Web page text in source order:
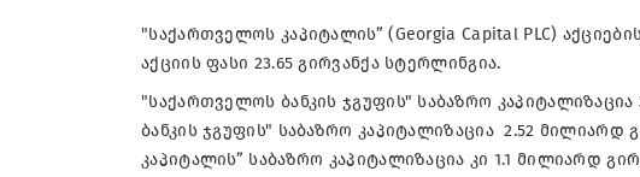
"საქართველოს კაპიტალის” (Georgia Capital PLC)
აქციის ფასი 23.65 გირვანქა სტერლინგია.
"საქართველოს ბანკის ჯგუფის" საბაზრო
ბანკის ჯგუფის" საბაზრო კაპიტალიზაცია 2.52
კაპიტალის” საბაზრო კაპიტალიზაცია კი 1.1 მილიარდ